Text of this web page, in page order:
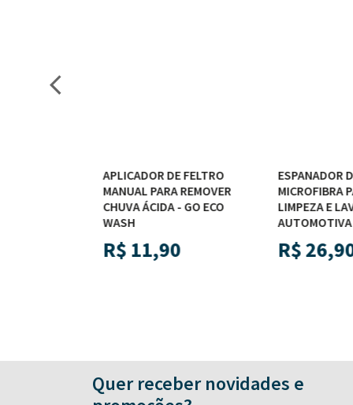
APLICADOR DE FELTRO
MANUAL PARA REMOVER
CHUVA ÁCIDA - GO ECO
WASH
R$ 11,90
ESPANADOR
MICROFIBRA
LIMPEZA E
AUTOMOTIVA
R$ 26,90
Quer receber novidades e